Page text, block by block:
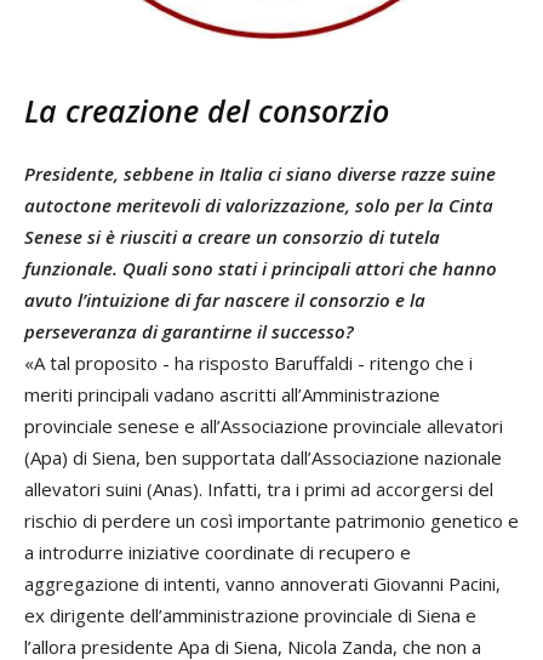
La creazione del consorzio
Presidente, sebbene in Italia ci siano diverse razze suine
autoctone meritevoli di valorizzazione, solo per la Cinta
Senese si è riusciti a creare un consorzio di tutela
funzionale. Quali sono stati i principali attori che hanno
avuto l’intuizione di far nascere il consorzio e la
perseveranza di garantirne il successo?
«A tal proposito - ha risposto Baruffaldi - ritengo che i
meriti principali vadano ascritti all’Amministrazione
provinciale senese e all’Associazione provinciale allevatori
(Apa) di Siena, ben supportata dall’Associazione nazionale
allevatori suini (Anas). Infatti, tra i primi ad accorgersi del
rischio di perdere un così importante patrimonio genetico e
a introdurre iniziative coordinate di recupero e
aggregazione di intenti, vanno annoverati Giovanni Pacini,
ex dirigente dell’amministrazione provinciale di Siena e
l’allora presidente Apa di Siena, Nicola Zanda, che non a